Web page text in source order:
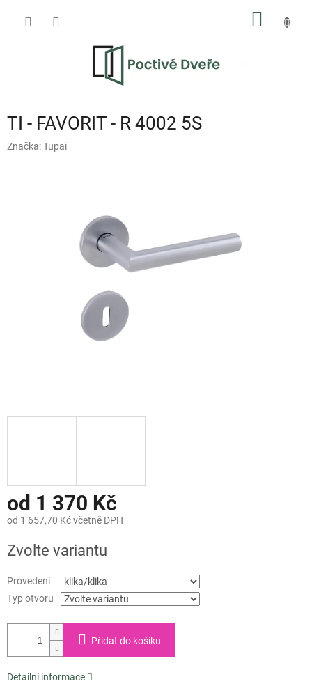
TI - FAVORIT - R 4002 5S
Značka:Tupai
od 1 370 Kč
od 1 657,70 Kčvčetně DPH
cena:
Zvolte variantu
Provedení
Typ otvoru
Přidat do košíku
Detailní informace